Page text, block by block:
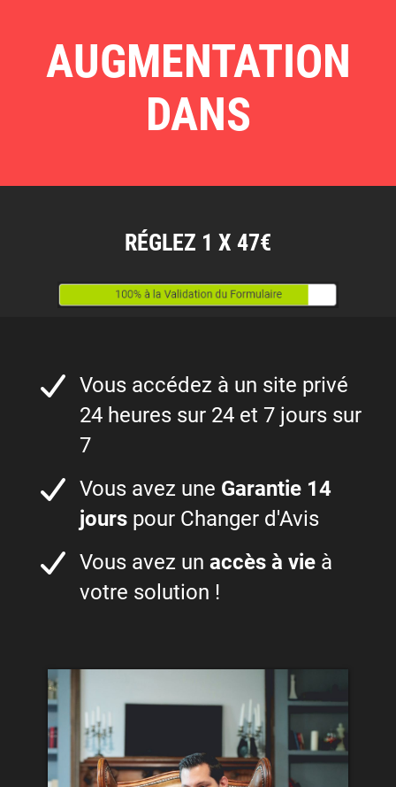
AUGMENTATION
DANS
RÉGLEZ 1 X 47€
Vous accédez à un site privé
24 heures sur 24 et 7 jours sur
7
Vous avez une Garantie 14
jours pour Changer d'Avis
Vous avez un accès à vie à
votre solution !